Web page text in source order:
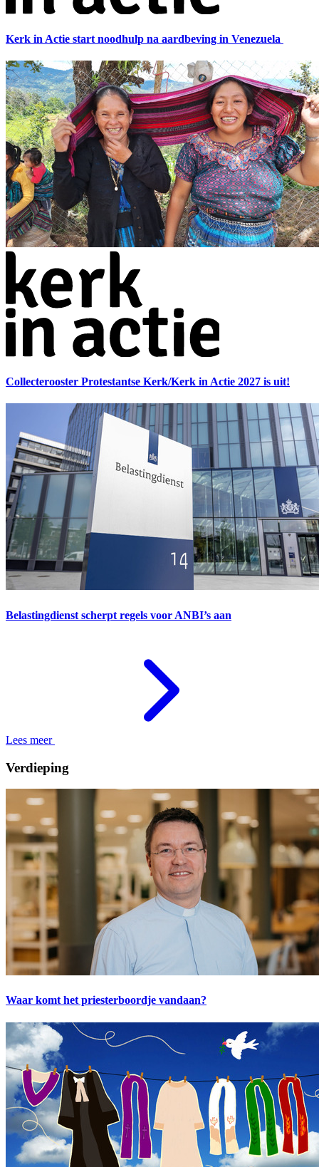
Kerk in Actie start noodhulp na aardbeving in Venezuela
Collecterooster Protestantse Kerk/Kerk in Actie 2027 is uit!
Belastingdienst scherpt regels voor ANBI’s aan
Lees meer
Verdieping
Waar komt het priesterboordje vandaan?